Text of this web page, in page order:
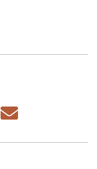
Share